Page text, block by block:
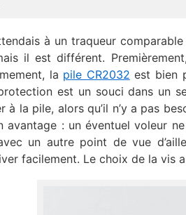
à un traqueur
il est différent.
la pile CR2032 est bien
est un souci dans un
à la pile, alors qu’il n’y a pas
avantage : un éventuel voleur
un autre point de vue
facilement. Le choix de la vis